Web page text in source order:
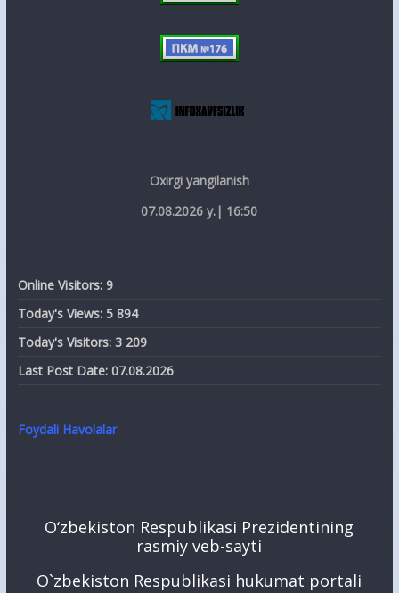
Oxirgi yangilanish
07.08.2026 y.| 16:50
Online Visitors: 9
Today's Views: 5 894
Today's Visitors: 3 209
Last Post Date: 07.08.2026
Foydali Havolalar
O‘zbekiston Respublikasi Prezidentining
rasmiy veb-sayti
O`zbekiston Respublikasi hukumat portali